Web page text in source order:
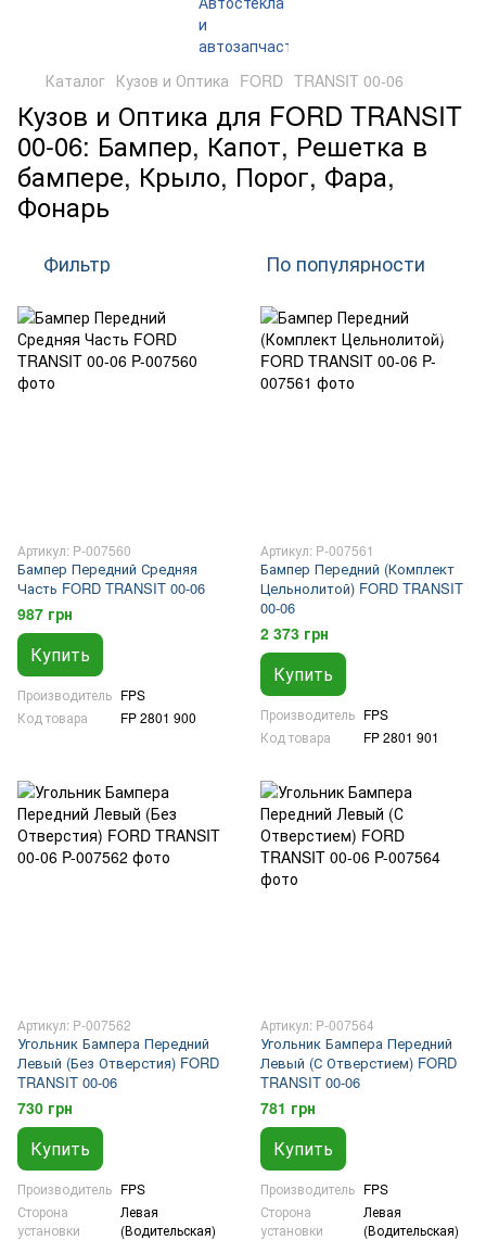
Каталог Кузов и Оптика FORD TRANSIT 00-06
Кузов и Оптика для FORD TRANSIT
00-06: Бампер, Капот, Решетка в
бампере, Крыло, Порог, Фара,
Фонарь
Фильтр По популярности
Артикул: P-007560
Бампер Передний Средняя
Часть FORD TRANSIT 00-06
987 грн
Купить
Производитель FPS
Код товара
FP 2801 900
Артикул: P-007561
Бампер Передний (Комплект
Цельнолитой) FORD TRANSIT
00-06
2 373 грн
Купить
Производитель FPS
Код товара
FP 2801 901
Артикул: P-007562
Угольник Бампера Передний
Левый (Без Отверстия) FORD
TRANSIT 00-06
730 грн
Купить
Производитель FPS
Сторона
установки
Левая
(Водительская)
Артикул: P-007564
Угольник Бампера Передний
Левый (С Отверстием) FORD
TRANSIT 00-06
781 грн
Купить
Производитель FPS
Сторона
установки
Левая
(Водительская)